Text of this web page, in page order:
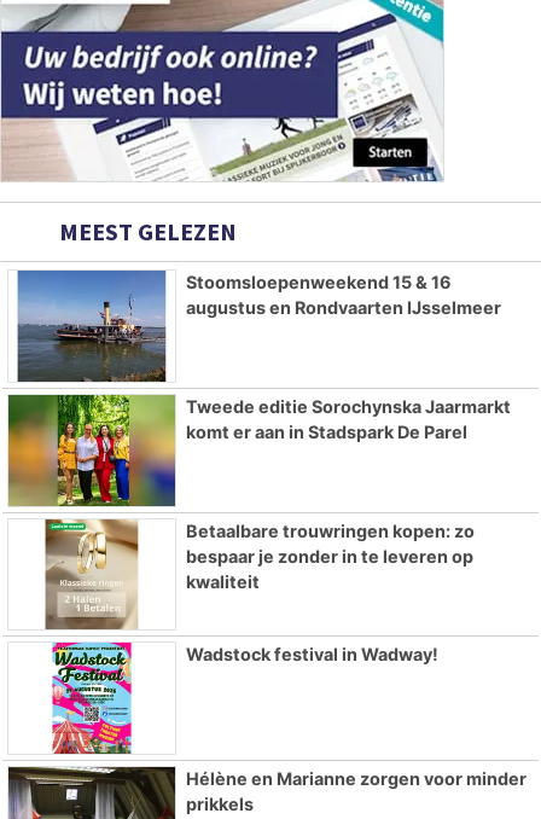
MEEST GELEZEN
Stoomsloepenweekend 15 & 16
augustus en Rondvaarten IJsselmeer
Tweede editie Sorochynska Jaarmarkt
komt er aan in Stadspark De Parel
Betaalbare trouwringen kopen: zo
bespaar je zonder in te leveren op
kwaliteit
Wadstock festival in Wadway!
Hélène en Marianne zorgen voor minder
prikkels